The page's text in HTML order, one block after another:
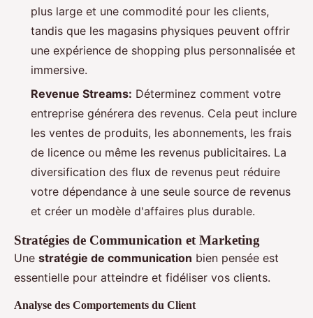
plus large et une commodité pour les clients,
tandis que les magasins physiques peuvent offrir
une expérience de shopping plus personnalisée et
immersive.
Revenue Streams: Déterminez comment votre
entreprise générera des revenus. Cela peut inclure
les ventes de produits, les abonnements, les frais
de licence ou même les revenus publicitaires. La
diversification des flux de revenus peut réduire
votre dépendance à une seule source de revenus
et créer un modèle d'affaires plus durable.
Stratégies de Communication et Marketing
Une stratégie de communication bien pensée est
essentielle pour atteindre et fidéliser vos clients.
Analyse des Comportements du Client